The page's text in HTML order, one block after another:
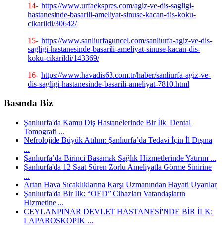
14- https://www.urfaekspres.com/agiz-ve-dis-sagligi-
hastanesinde-basarili-ameliyat-sinuse-kacan-dis-koku-
cikarildi/30642/
15- https://www.sanliurfaguncel.com/sanliurfa-agiz-ve-dis-
sagligi-hastanesinde-basarili-ameliyat-sinuse-kacan-dis-
koku-cikarildi/143369/
16- https://www.havadis63.com.tr/haber/sanliurfa-agiz-ve-
dis-sagligi-hastanesinde-basarili-ameliyat-7810.html
Basında Biz
Şanlıurfa'da Kamu Diş Hastanelerinde Bir İlk: Dental
Tomografi ...
Nefrolojide Büyük Atılım: Şanlıurfa’da Tedavi İçin İl Dışına
...
Şanlıurfa’da Birinci Basamak Sağlık Hizmetlerinde Yatırım ...
Şanlıurfa'da 12 Saat Süren Zorlu Ameliyatla Görme Sinirine
...
Artan Hava Sıcaklıklarına Karşı Uzmanından Hayati Uyarılar
Şanlıurfa'da Bir İlk: “OED” Cihazları Vatandaşların
Hizmetine ...
CEYLANPINAR DEVLET HASTANESİ'NDE BİR İLK:
LAPAROSKOPİK ...